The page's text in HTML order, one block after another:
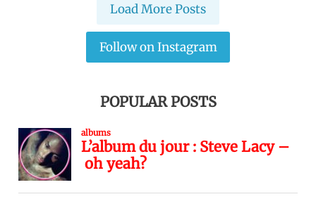
Load More Posts
Follow on Instagram
POPULAR POSTS